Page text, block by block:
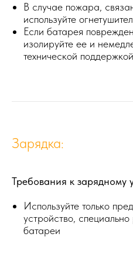
В случае пожара,
используйте
Если батарея
изолируйте ее и
технической поддержкой
Зарядка:
Требования к зарядному
Используйте только
устройство,
батареи